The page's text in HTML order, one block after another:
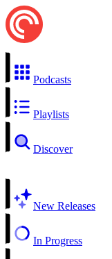
Podcasts
Playlists
Discover
New Releases
In Progress